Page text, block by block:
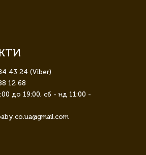
43 24 (Viber)
12 68
до 19:00, сб - нд 11:00 -